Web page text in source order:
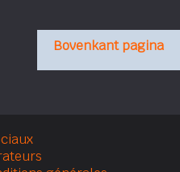
Bovenkant pagina